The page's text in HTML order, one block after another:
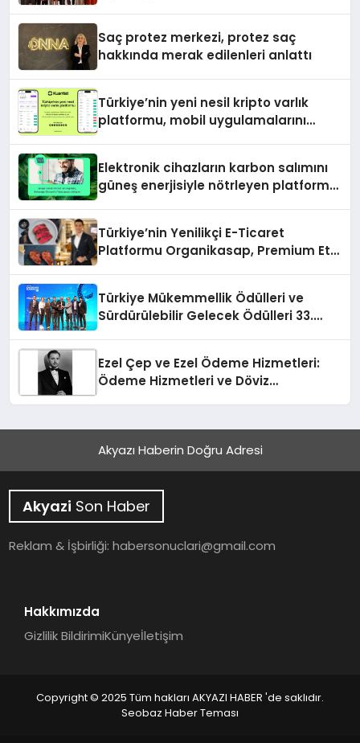
Saç protez merkezi, protez saç
hakkında merak edilenleri anlattı
Türkiye’nin yeni nesil kripto varlık
platformu, mobil uygulamalarını
Elektronik cihazların karbon salımını
güneş enerjisiyle nötrleyen platform
Türkiye’nin Yenilikçi E-Ticaret
Platformu Organikasap, Premium Et
Türkiye Mükemmellik Ödülleri ve
Sürdürülebilir Gelecek Ödülleri 33.
Ezel Çep ve Ezel Ödeme Hizmetleri:
Ödeme Hizmetleri ve Döviz
Akyazı Haberin Doğru Adresi
Akyazi Son Haber
Reklam & İşbirliği:habersonuclari@gmail.com
Hakkımızda
Gizlilik BildirimiKünyeİletişim
Copyright © 2025 Tüm hakları AKYAZI HABER 'de saklıdır.
Seobaz Haber Teması